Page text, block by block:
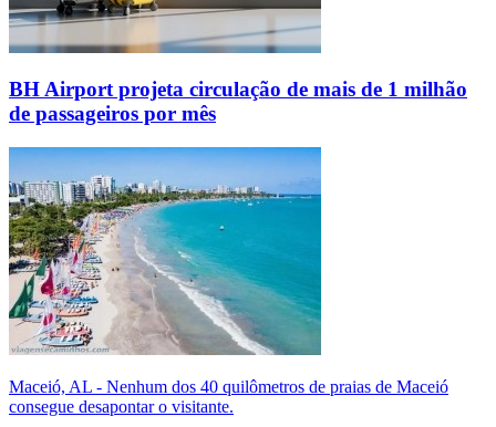
BH Airport projeta circulação de mais de 1 milhão
de passageiros por mês
Maceió, AL - Nenhum dos 40 quilômetros de praias de Maceió
consegue desapontar o visitante.